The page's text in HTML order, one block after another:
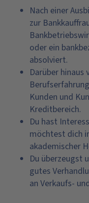
Nach einer
zur
oder ein
absolviert.
Darüber
Kunden und
Kreditbereich.
Du hast
möchtest dich
akademischer
Du überzeugst
gutes
an Verkaufs-